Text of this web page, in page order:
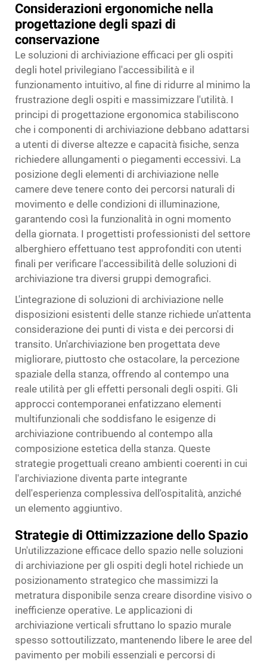
Considerazioni ergonomiche nella
progettazione degli spazi di
conservazione
Le soluzioni di archiviazione efficaci per gli ospiti
degli hotel privilegiano l'accessibilità e il
funzionamento intuitivo, al fine di ridurre al minimo la
frustrazione degli ospiti e massimizzare l'utilità. I
principi di progettazione ergonomica stabiliscono
che i componenti di archiviazione debbano adattarsi
a utenti di diverse altezze e capacità fisiche, senza
richiedere allungamenti o piegamenti eccessivi. La
posizione degli elementi di archiviazione nelle
camere deve tenere conto dei percorsi naturali di
movimento e delle condizioni di illuminazione,
garantendo così la funzionalità in ogni momento
della giornata. I progettisti professionisti del settore
alberghiero effettuano test approfonditi con utenti
finali per verificare l'accessibilità delle soluzioni di
archiviazione tra diversi gruppi demografici.
L'integrazione di soluzioni di archiviazione nelle
disposizioni esistenti delle stanze richiede un'attenta
considerazione dei punti di vista e dei percorsi di
transito. Un'archiviazione ben progettata deve
migliorare, piuttosto che ostacolare, la percezione
spaziale della stanza, offrendo al contempo una
reale utilità per gli effetti personali degli ospiti. Gli
approcci contemporanei enfatizzano elementi
multifunzionali che soddisfano le esigenze di
archiviazione contribuendo al contempo alla
composizione estetica della stanza. Queste
strategie progettuali creano ambienti coerenti in cui
l'archiviazione diventa parte integrante
dell'esperienza complessiva dell'ospitalità, anziché
un elemento aggiuntivo.
Strategie di Ottimizzazione dello Spazio
Un'utilizzazione efficace dello spazio nelle soluzioni
di archiviazione per gli ospiti degli hotel richiede un
posizionamento strategico che massimizzi la
metratura disponibile senza creare disordine visivo o
inefficienze operative. Le applicazioni di
archiviazione verticali sfruttano lo spazio murale
spesso sottoutilizzato, mantenendo libere le aree del
pavimento per mobili essenziali e percorsi di